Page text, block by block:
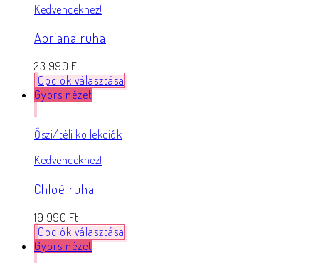
Kedvencekhez!
Abriana ruha
23 990 Ft
Opciók választása
Gyors nézet
Őszi/téli kollekciók
Kedvencekhez!
Chloé ruha
19 990 Ft
Opciók választása
Gyors nézet